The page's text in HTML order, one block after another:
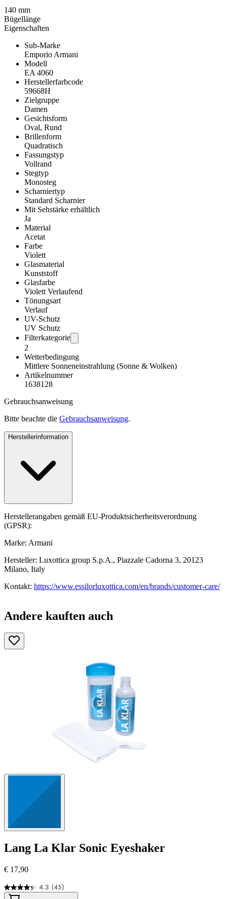
Eigenschaften
Sub-Marke
Emporio Armani
Modell
EA 4060
Herstellerfarbcode
59668H
Zielgruppe
Damen
Gesichtsform
Oval, Rund
Brillenform
Quadratisch
Fassungstyp
Vollrand
Stegtyp
Monosteg
Scharniertyp
Standard Scharnier
Mit Sehstärke erhältlich
Ja
Material
Acetat
Farbe
Violett
Glasmaterial
Kunststoff
Glasfarbe
Violett Verlaufend
Tönungsart
Verlauf
UV-Schutz
UV Schutz
Filterkategorie
2
Wetterbedingung
Mittlere Sonneneinstrahlung (Sonne & Wolken)
Artikelnummer
1638128
Gebrauchsanweisung
Bitte beachte die Gebrauchsanweisung.
Herstellerinformation
Herstellerangaben gemäß EU-Produktsicherheitsverordnung
(GPSR):
Marke: Armani
Hersteller: Luxottica group S.p.A., Piazzale Cadorna 3, 20123
Milano, Italy
Kontakt: https://www.essilorluxottica.com/en/brands/customer-care/
140 mm
Bügellänge
Andere kauften auch
Lang La Klar Sonic Eyeshaker
€ 17,90
4.3 (45)
4.3